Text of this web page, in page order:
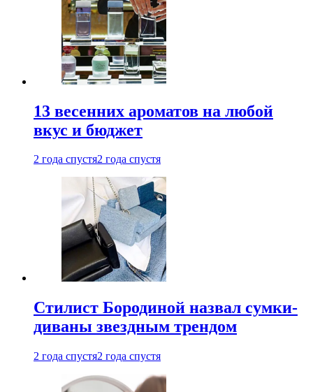
13 весенних ароматов на любой
вкус и бюджет
2 года спустя2 года спустя
Стилист Бородиной назвал сумки-
диваны звездным трендом
2 года спустя2 года спустя